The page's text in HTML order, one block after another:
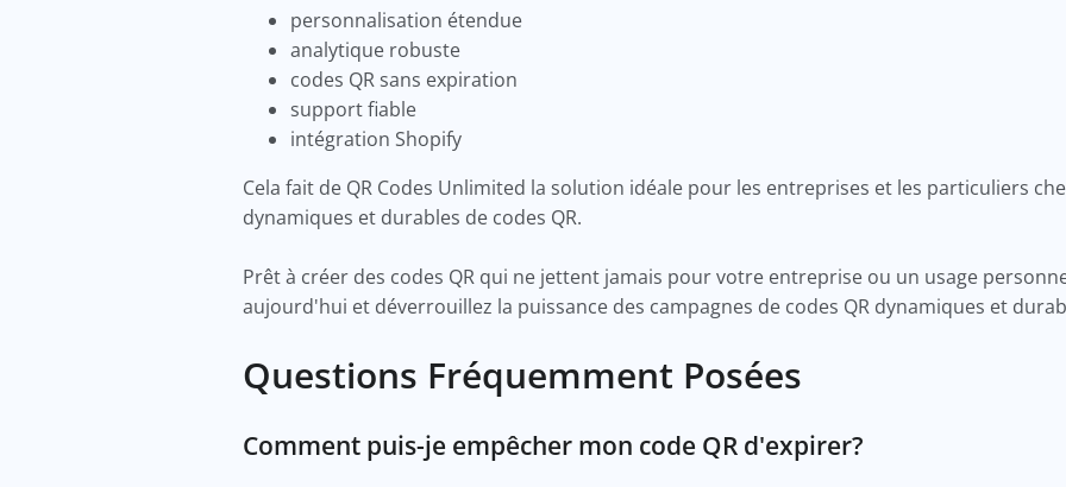
personnalisation étendue
analytique robuste
codes QR sans expiration
support fiable
intégration Shopify
Cela fait de QR Codes Unlimited la solution idéale pour les entreprises et les particuliers
dynamiques et durables de codes QR.
Prêt à créer des codes QR qui ne jettent jamais pour votre entreprise ou un usage
aujourd'hui et déverrouillez la puissance des campagnes de codes QR dynamiques et
Questions Fréquemment Posées
Comment puis-je empêcher mon code QR d'expirer?